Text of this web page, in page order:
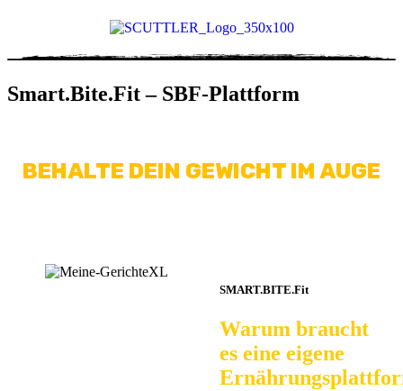
Smart.Bite.Fit – SBF-Plattform
BEHALTE DEIN GEWICHT IM AUGE
SMART.BITE.Fit
Warum braucht
es eine eigene